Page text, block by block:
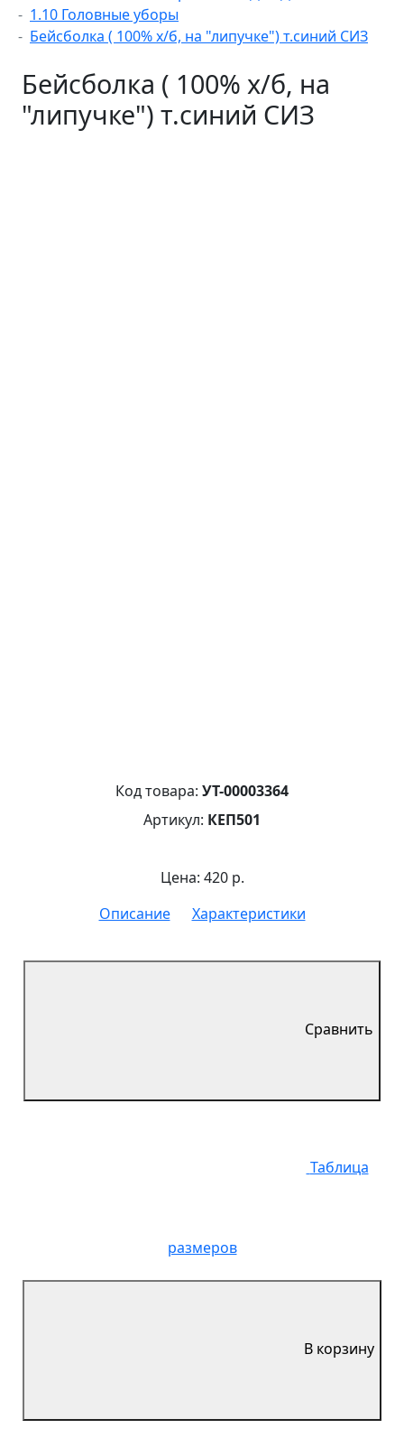
1.10 Головные уборы
Бейсболка ( 100% х/б, на "липучке") т.синий СИЗ
Бейсболка ( 100% х/б, на
"липучке") т.синий СИЗ
Код товара: УТ-00003364
Артикул: КЕП501
Цена: 420 р.
Описание
Характеристики
Сравнить
Таблица
размеров
В корзину